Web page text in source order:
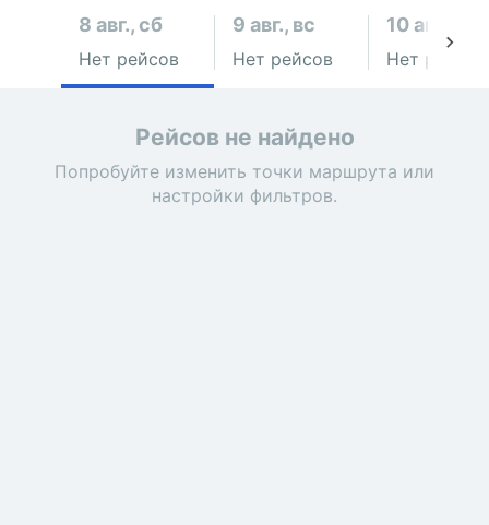
8 авг., сб
Нет рейсов
9 авг., вс
Нет рейсов
10 авг., пн
Нет рейсов
Рейсов не найдено
Попробуйте изменить точки маршрута или
настройки фильтров.